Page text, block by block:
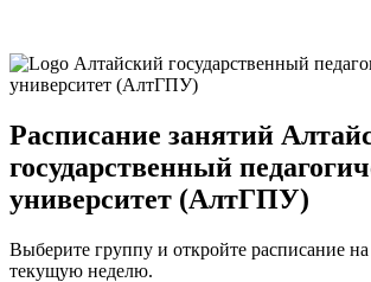
Расписание занятий
государственный
университет (АлтГПУ)
Выберите группу и откройте расписание
текущую неделю.